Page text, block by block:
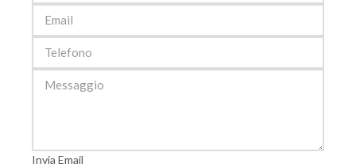
Invia Email